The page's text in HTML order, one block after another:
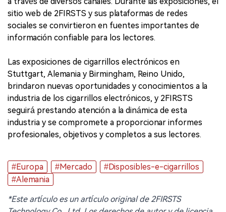
sitio web de 2FIRSTS y sus plataformas de redes
sociales se convirtieron en fuentes importantes de
información confiable para los lectores.
Las exposiciones de cigarrillos electrónicos en
Stuttgart, Alemania y Birmingham, Reino Unido,
brindaron nuevas oportunidades y conocimientos a la
industria de los cigarrillos electrónicos, y 2FIRSTS
seguirá prestando atención a la dinámica de esta
industria y se compromete a proporcionar informes
profesionales, objetivos y completos a sus lectores.
#Europa #Mercado
#Disposibles-e-cigarrillos
#Alemania
*Este artículo es un artículo original de 2FIRSTS